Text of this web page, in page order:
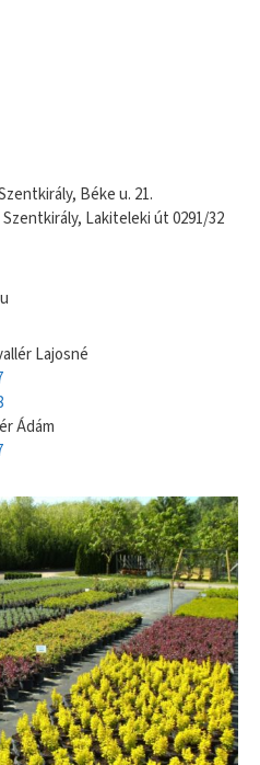
Béke u. 21.
Lakiteleki út 0291/32
Lajosné
Ádám